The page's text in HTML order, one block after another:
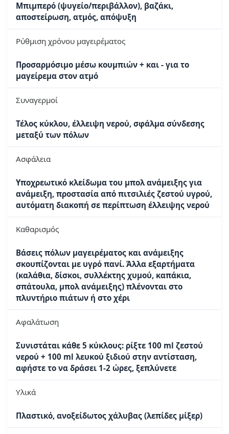
Μπιμπερό (ψυγείο/περιβάλλον), βαζάκι,
αποστείρωση, ατμός, απόψυξη
Ρύθμιση χρόνου μαγειρέματος
Προσαρμόσιμο μέσω κουμπιών + και - για το
μαγείρεμα στον ατμό
Συναγερμοί
Τέλος κύκλου, έλλειψη νερού, σφάλμα σύνδεσης
μεταξύ των πόλων
Ασφάλεια
Υποχρεωτικό κλείδωμα του μπολ ανάμειξης για
ανάμειξη, προστασία από πιτσιλιές ζεστού υγρού,
αυτόματη διακοπή σε περίπτωση έλλειψης νερού
Καθαρισμός
Βάσεις πόλων μαγειρέματος και ανάμειξης
σκουπίζονται με υγρό πανί. Άλλα εξαρτήματα
(καλάθια, δίσκοι, συλλέκτης χυμού, καπάκια,
σπάτουλα, μπολ ανάμειξης) πλένονται στο
πλυντήριο πιάτων ή στο χέρι
Αφαλάτωση
Συνιστάται κάθε 5 κύκλους: ρίξτε 100 ml ζεστού
νερού + 100 ml λευκού ξιδιού στην αντίσταση,
αφήστε το να δράσει 1-2 ώρες, ξεπλύνετε
Υλικά
Πλαστικό, ανοξείδωτος χάλυβας (λεπίδες μίξερ)